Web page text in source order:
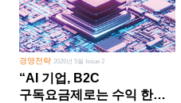
경영전략2026년 5월 Issue 2
“AI 기업, B2C
구독요금제로는 수익 한계